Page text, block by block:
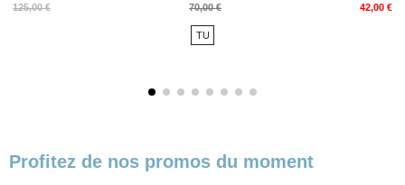
125,00 €
Prix
70,00 € 42,00 €
Prix
TU
Profitez de nos promos du moment